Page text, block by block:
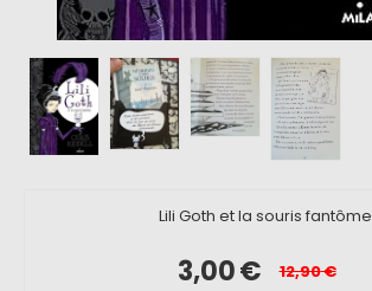
Lili Goth et la souris fantôme
3,00€ 12,90€